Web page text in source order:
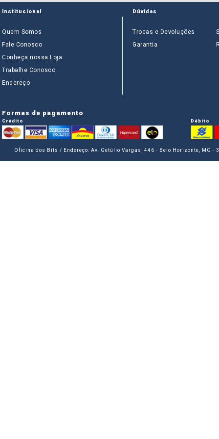
Institucional
Quem Somos
Fale Conosco
Conheça nossa Loja
Trabalhe Conosco
Endereço
Dúvidas
Trocas e Devoluções
Garantia
Formas de pagamento
Crédito Débito
Oficina dos Bits / Endereço: Av. Getúlio Vargas, 446 - Belo Horizonte, MG